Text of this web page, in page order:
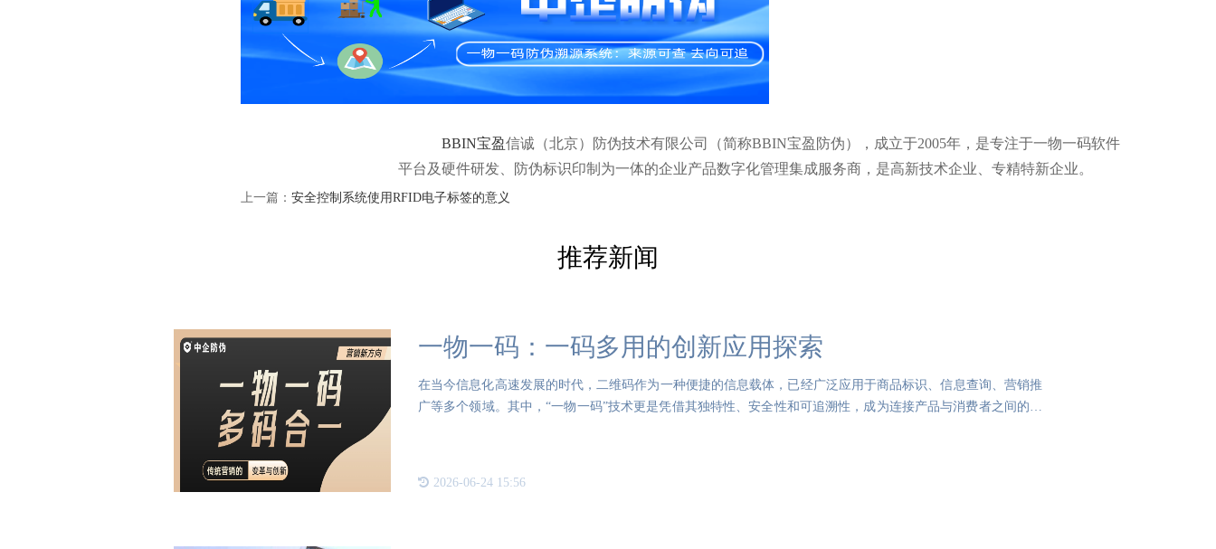
BBIN宝盈信诚（北京）防伪技术有限公司（简称BBIN宝盈防伪），成立于2005年，是专注于一物一码软件
平台及硬件研发、防伪标识印制为一体的企业产品数字化管理集成服务商，是高新技术企业、专精特新企业。
上一篇： 安全控制系统使用RFID电子标签的意义
推荐新闻
一物一码：一码多用的创新应用探索
在当今信息化高速发展的时代，二维码作为一种便捷的信息载体，已经广泛应用于商品标识、信息查询、营销推
广等多个领域。其中，“一物一码”技术更是凭借其独特性、安全性和可追溯性，成为连接产品与消费者之间的重
2026-06-24 15:56